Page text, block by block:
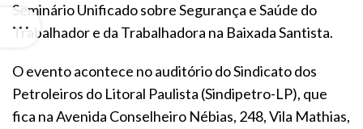
Seminário Unificado sobre Segurança e Saúde do
Trabalhador e da Trabalhadora na Baixada Santista.
O evento acontece no auditório do Sindicato dos
Petroleiros do Litoral Paulista (Sindipetro-LP), que
fica na Avenida Conselheiro Nébias, 248, Vila Mathias,